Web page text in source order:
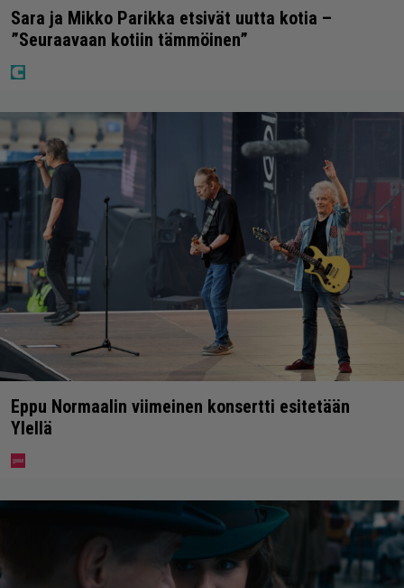
Sara ja Mikko Parikka etsivät uutta kotia –
”Seuraavaan kotiin tämmöinen”
Eppu Normaalin viimeinen konsertti esitetään
Ylellä